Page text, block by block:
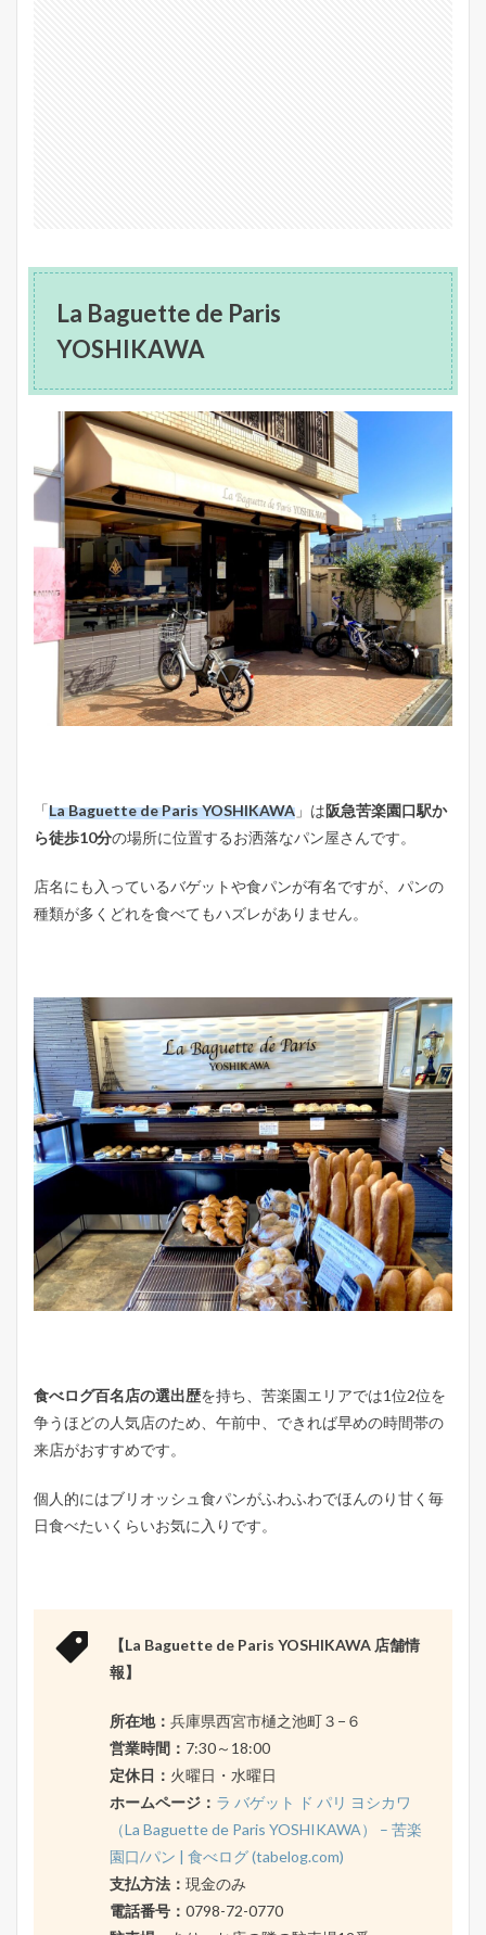
La Baguette de Paris
YOSHIKAWA
「La Baguette de Paris YOSHIKAWA 」は阪急苦楽園口駅か
ら徒歩10分の場所に位置するお洒落なパン屋さんです。
店名にも入っているバゲットや食パンが有名ですが、パンの
種類が多くどれを食べてもハズレがありません。
食べログ百名店の選出歴を持ち、苦楽園エリアでは1位2位を
争うほどの人気店のため、午前中、できれば早めの時間帯の
来店がおすすめです。
個人的にはブリオッシュ食パンがふわふわでほんのり甘く毎
日食べたいくらいお気に入りです。
【La Baguette de Paris YOSHIKAWA 店舗情
報】
所在地： 兵庫県西宮市樋之池町３−６
営業時間： 7:30～18:00
定休日： 火曜日・水曜日
ホームページ： ラ バゲット ド パリ ヨシカワ
（La Baguette de Paris YOSHIKAWA） – 苦楽
園口/パン | 食べログ (tabelog.com)
支払方法： 現金のみ
電話番号： 0798-72-0770